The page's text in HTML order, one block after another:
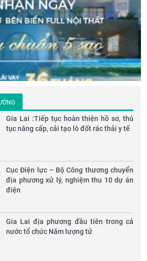
​Gia Lai :Tiếp tục hoàn thiện hồ sơ, thủ
tục nâng cấp, cải tạo lò đốt rác thải y tế
Cục Điện lực – Bộ Công thương chuyển
địa phương xử lý, nghiệm thu 10 dự án
điện
Gia Lai địa phương đầu tiên trong cả
nước tổ chức Năm lượng tử